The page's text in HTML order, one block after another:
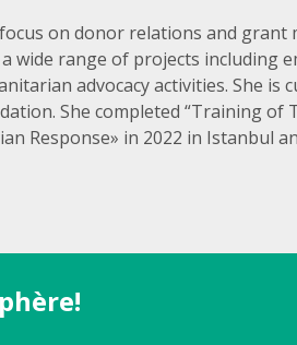
on donor relations and grant
wide range of projects including
advocacy activities. She is
She completed “Training of
Response» in 2022 in Istanbul